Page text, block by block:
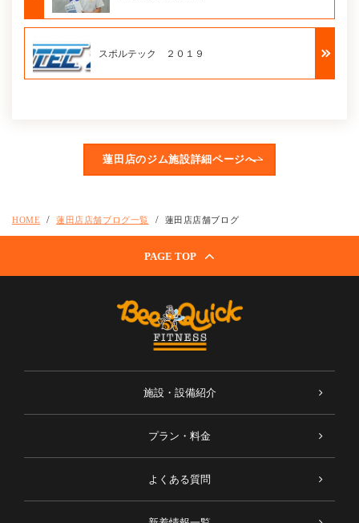
スポルテック ２０１９
蓮田店のジム施設詳細ページへ
HOME 蓮田店店舗ブログ一覧 蓮田店店舗ブログ
PAGE TOP
施設・設備紹介
プラン・料金
よくある質問